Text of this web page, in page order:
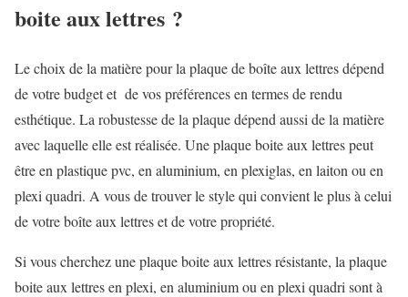
boite aux lettres ?
Le choix de la matière pour la plaque de boîte aux lettres dépend
de votre budget et de vos préférences en termes de rendu
esthétique. La robustesse de la plaque dépend aussi de la matière
avec laquelle elle est réalisée. Une plaque boite aux lettres peut
être en plastique pvc, en aluminium, en plexiglas, en laiton ou en
plexi quadri. A vous de trouver le style qui convient le plus à celui
de votre boîte aux lettres et de votre propriété.
Si vous cherchez une plaque boite aux lettres résistante, la plaque
boite aux lettres en plexi, en aluminium ou en plexi quadri sont à